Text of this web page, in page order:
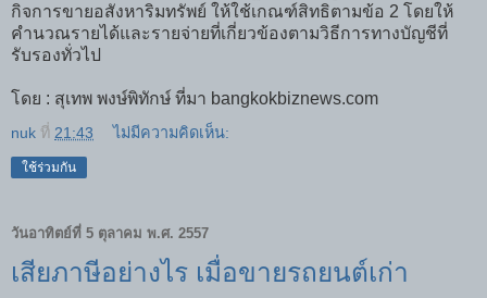
กิจการขายอสังหาริมทรัพย์ ให้ใช้เกณฑ์สิทธิตามข้อ 2 โดยให้
คำนวณรายได้และรายจ่ายที่เกี่ยวข้องตามวิธีการทางบัญชีที่
รับรองทั่วไป
โดย : สุเทพ พงษ์พิทักษ์ ที่มา bangkokbiznews.com
nuk ที่ 21:43 ไม่มีความคิดเห็น:
ใช้ร่วมกัน
วันอาทิตย์ที่ 5 ตุลาคม พ.ศ. 2557
เสียภาษีอย่างไร เมื่อขายรถยนต์เก่า